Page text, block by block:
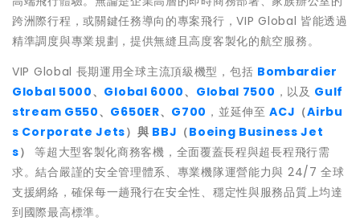
跨洲際行程，或關鍵任務導向的專案飛行，VIP Global 皆能透過
精準調度與專業規劃，提供無縫且高度客製化的航空服務。
VIP Global 長期運用全球主流頂級機型，包括 Bombardier
Global 5000、 Global 6000、 Global 7500 ，以及 Gulf
stream G550、 G650ER、 G700 ，並延伸至ACJ （Airbu
s Corporate Jets）與 BBJ （Boeing Business Jet
s）
等超大型客製化商務客機，全面覆蓋長程與超長程飛行需
求。結合嚴謹的安全管理體系、專業機隊運營能力與 24/7 全球
支援網絡，確保每一趟飛行在安全性、穩定性與服務品質上均達
到國際最高標準。